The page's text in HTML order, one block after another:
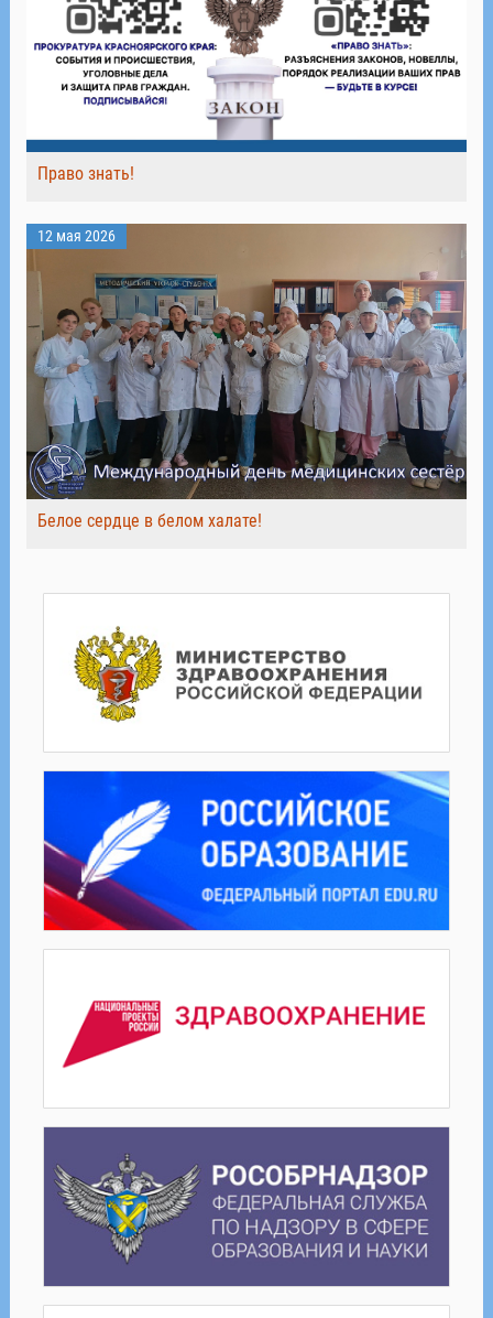
Право знать!
12 мая 2026
Белое сердце в белом халате!